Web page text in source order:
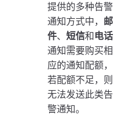
如何查看当前通知配额
如何查看通知配额消耗情况
如何购买告警通知配额
提供的多种告警
通知方式中， 邮
件、 短信和电话
通知需要购买相
应的通知配额，
若配额不足，则
无法发送此类告
警通知。